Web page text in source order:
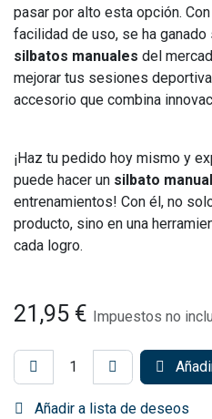
pasar por alto esta opción.
facilidad de uso, se ha ganado
silbatos manuales del
mejorar tus sesiones
accesorio que combina
¡Haz tu pedido hoy mismo y
puede hacer un silbato manual
entrenamientos! Con él, no
producto, sino en una
cada logro.
21,95 € Impuestos no
Añadir a lista de deseos